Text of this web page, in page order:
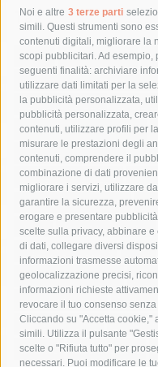
Noi e altre 3 terze parti
simili. Questi strumenti sono
contenuti digitali, migliorare la
scopi pubblicitari. Ad esempio,
seguenti finalità: archiviare
utilizzare dati limitati per la
la pubblicità personalizzata,
pubblicità personalizzata,
contenuti, utilizzare profili per
misurare le prestazioni degli
contenuti, comprendere il
combinazione di dati
migliorare i servizi, utilizzare
garantire la sicurezza,
erogare e presentare
scelte sulla privacy, abbinare
di dati, collegare diversi
informazioni trasmesse
geolocalizzazione precisi,
informazioni richieste
revocare il tuo consenso
Cliccando su "Accetta cookie,"
simili. Utilizza il pulsante
scelte o "Rifiuta tutto" per
necessari. Puoi modificare le
Tag
acqua allerta meteo
area marina protetta di
Asl Napoli 3 sud
castellammare di stabia
comune di sorrento
costiera amalfitana
fondazione sorrento
lavori
lorenzo balducelli
massimo coppola
Meta
penisola sorrentina
protezione civile
sindaco cuomo
sorrento
turismo
Vico Equense